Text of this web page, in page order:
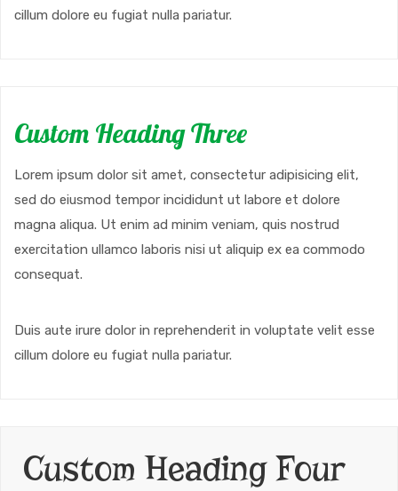
cillum dolore eu fugiat nulla pariatur.
Custom Heading Three
Lorem ipsum dolor sit amet, consectetur adipisicing elit,
sed do eiusmod tempor incididunt ut labore et dolore
magna aliqua. Ut enim ad minim veniam, quis nostrud
exercitation ullamco laboris nisi ut aliquip ex ea commodo
consequat.
Duis aute irure dolor in reprehenderit in voluptate velit esse
cillum dolore eu fugiat nulla pariatur.
Custom Heading Four